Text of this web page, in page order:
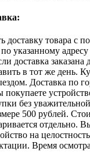
доставку товара с
указанному
доставка заказана
в тот же день.
Доставка по
покупаете
без
500 рублей.
отдельно.
на
Время